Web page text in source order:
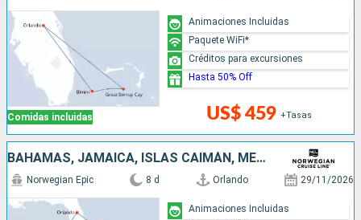
Comidas incluidas US$ 459 +Tasas
Animaciones Incluidas
Paquete WiFi*
Créditos para excursiones
Hasta 50% Off
BAHAMAS, JAMAICA, ISLAS CAIMÁN, MÉXICO, ESTADOS UNIDOS
Norwegian Epic 8 d Orlando 29/11/2026
Animaciones Incluidas